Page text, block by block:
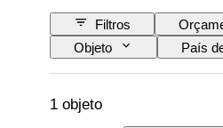
Filtros
Objeto
País
Era
1 objeto